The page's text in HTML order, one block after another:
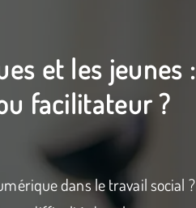
et les jeunes :
facilitateur ?
dans le travail social ?